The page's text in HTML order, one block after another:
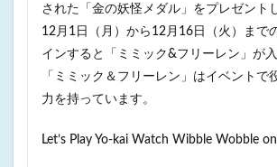
された「金の妖怪メダル」をプレゼント
12月1日（月）から12月16日（火）まで
インすると「ミミック&フリーレン」が入
「ミミック＆フリーレン」はイベントで
力を持っています。
Let’s Play Yo-kai Watch Wibble Wobble